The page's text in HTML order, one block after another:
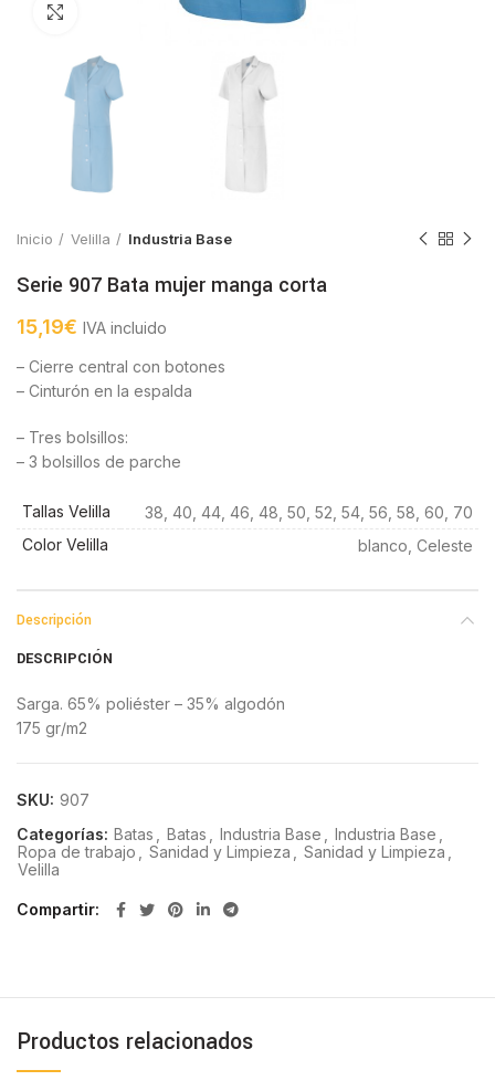
Click to enlarge
Inicio Velilla Industria Base
Serie 907 Bata mujer manga corta
15,19€ IVA incluido
– Cierre central con botones
– Cinturón en la espalda
– Tres bolsillos:
– 3 bolsillos de parche
Tallas Velilla
38, 40, 44, 46, 48, 50, 52, 54, 56, 58, 60, 70
Color Velilla
blanco, Celeste
Descripción
DESCRIPCIÓN
Sarga. 65% poliéster – 35% algodón
175 gr/m2
SKU: 907
Categorías: Batas Batas Industria Base Industria Base
Ropa de trabajo
Sanidad y Limpieza Sanidad y Limpieza
Velilla
Compartir
Productos relacionados